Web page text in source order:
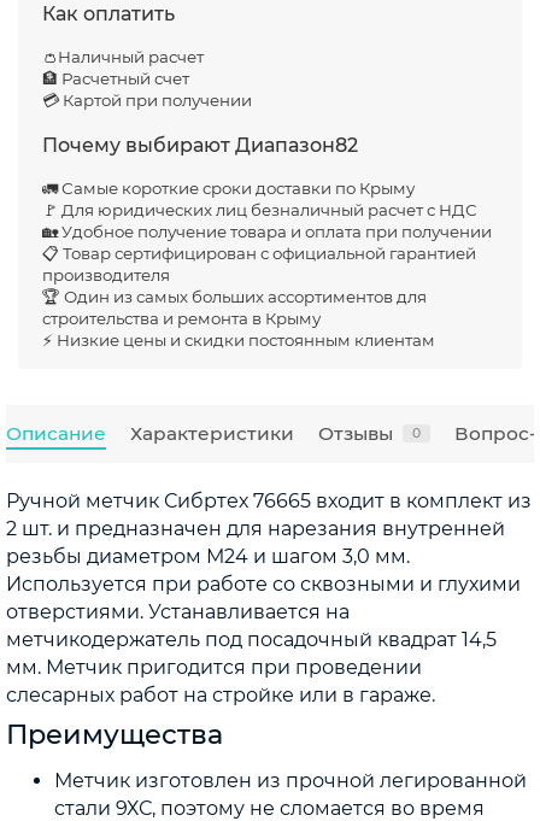
Как оплатить
👛Наличный расчет
🏦 Расчетный счет
💳 Картой при получении
Почему выбирают Диапазон82
🚛 Самые короткие сроки доставки по Крыму
🚩 Для юридических лиц безналичный расчет с НДС
🏡 Удобное получение товара и оплата при получении
📋 Товар сертифицирован с официальной гарантией
производителя
🏆 Один из самых больших ассортиментов для
строительства и ремонта в Крыму
⚡ Низкие цены и скидки постоянным клиентам
Описание Характеристики Отзывы 0 Вопрос-
Ручной метчик Сибртех 76665 входит в комплект из
2 шт. и предназначен для нарезания внутренней
резьбы диаметром М24 и шагом 3,0 мм.
Используется при работе со сквозными и глухими
отверстиями. Устанавливается на
метчикодержатель под посадочный квадрат 14,5
мм. Метчик пригодится при проведении
слесарных работ на стройке или в гараже.
Преимущества
Метчик изготовлен из прочной легированной
стали 9ХС, поэтому не сломается во время